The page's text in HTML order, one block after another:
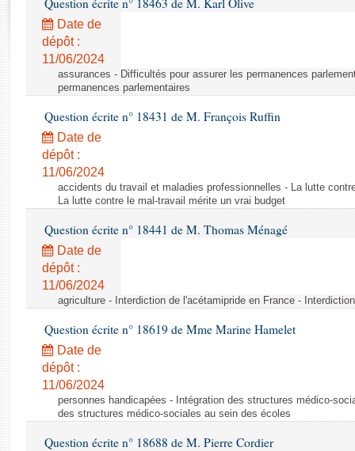
Rapports d'enquête
Rapports législatifs
Rapports sur l'application des lois
Baromètre de l’application des lois
Budget et sécurité sociale
Questions écrites et orales
Comptes rendus des débats
Question écrite n° 18463 de M. Karl Olive
Date de
dépôt :
11/06/2024
assurances - Difficultés pour assurer les permanences
permanences parlementaires
Question écrite n° 18431 de M. François Ruffin
Date de
dépôt :
11/06/2024
accidents du travail et maladies professionnelles - La lutte
La lutte contre le mal-travail mérite un vrai budget
Question écrite n° 18441 de M. Thomas Ménagé
Date de
dépôt :
11/06/2024
agriculture - Interdiction de l'acétamipride en France -
Question écrite n° 18619 de Mme Marine Hamelet
Date de
dépôt :
11/06/2024
personnes handicapées - Intégration des structures médico-
des structures médico-sociales au sein des écoles
Question écrite n° 18688 de M. Pierre Cordier